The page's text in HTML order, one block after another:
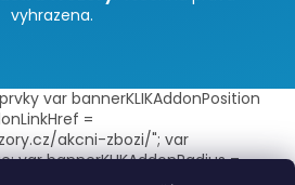
vyhrazena.
var bannerKLIKAddonPosition
=
akcni-zbozi/"; var
var bannerKLIKAddonRadius =